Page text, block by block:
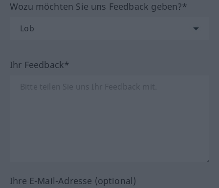
Wozu möchten Sie uns Feedback geben?*
Ihr Feedback*
Ihre E-Mail-Adresse (optional)